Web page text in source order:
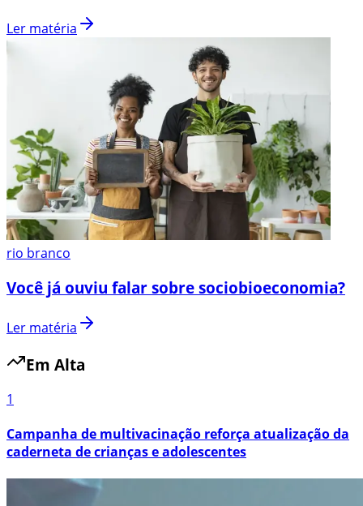
Ler matéria
rio branco
Você já ouviu falar sobre sociobioeconomia?
Ler matéria
Em Alta
1
Campanha de multivacinação reforça atualização da
caderneta de crianças e adolescentes